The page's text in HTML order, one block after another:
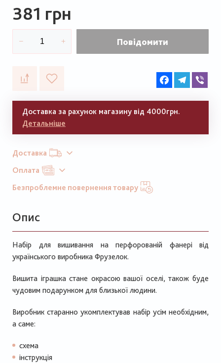
381 грн
Повідомити
FacebookTelegram
Доставка за рахунок магазину від 4000грн.
Детальніше
Доставка
Оплата
Безпроблемне повернення товару
Опис
Набір для вишивання на перфорованій фанері від
українського виробника Фрузелок.
Вишита іграшка стане окрасою вашої оселі, також буде
чудовим подарунком для близької людини.
Виробник старанно укомплектував набір усім необхідним,
а саме:
схема
інструкція